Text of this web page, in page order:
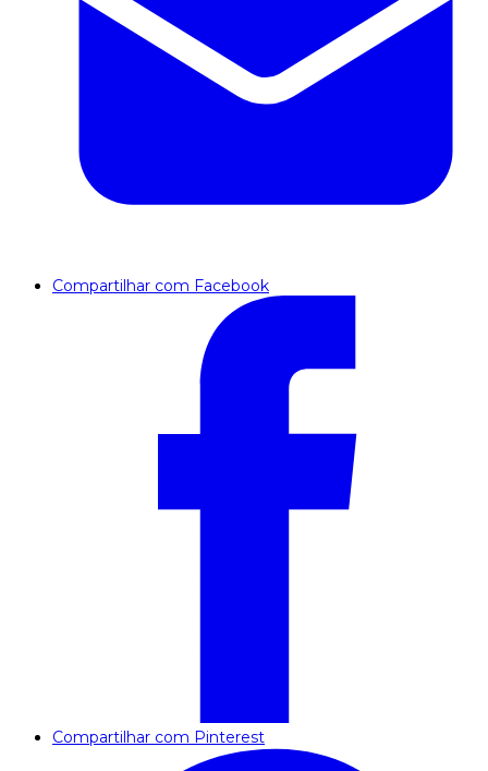
Compartilhar com Facebook
Compartilhar com Pinterest